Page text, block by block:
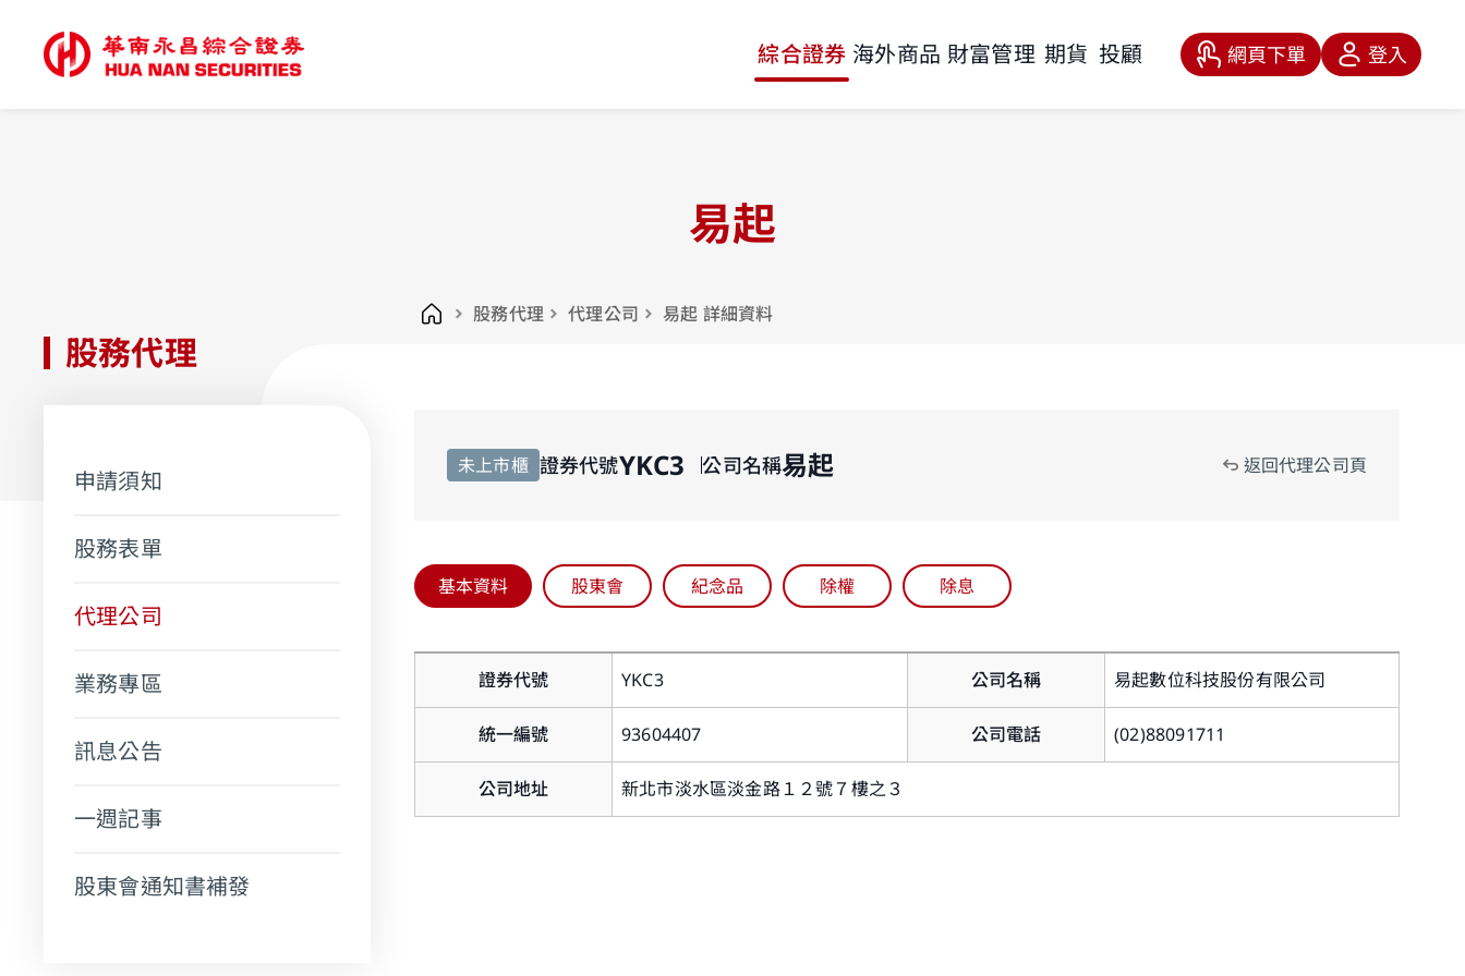
綜合證券 海外商品 財富管理 期貨 投顧 網頁下單 登入
易起
股務代理
申請須知
股務表單
代理公司
業務專區
訊息公告
一週記事
股東會通知書補發
股務代理 代理公司 易起 詳細資料
未上市櫃 證券代號YKC3 公司名稱易起 返回代理公司頁
基本資料 股東會 紀念品 除權 除息
證券代號 YKC3 公司名稱 易起數位科技股份有限公司
統一編號 93604407 公司電話 (02)88091711
公司地址 新北市淡水區淡金路１２號７樓之３
您即將離開華南永昌證券官網
該網站蒐集、處理及利用您所屬之個人資料皆不適用本公司隱私權聲
明之涵蓋範圍。
繼續前往 取消
關閉